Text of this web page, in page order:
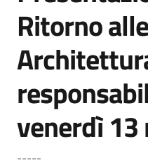
Ritorno
venerdì
-----